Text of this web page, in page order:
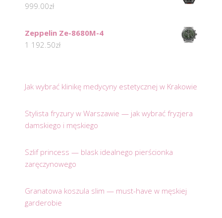
999.00zł
Zeppelin Ze-8680M-4
1 192.50zł
Jak wybrać klinikę medycyny estetycznej w Krakowie
Stylista fryzury w Warszawie — jak wybrać fryzjera
damskiego i męskiego
Szlif princess — blask idealnego pierścionka
zaręczynowego
Granatowa koszula slim — must-have w męskiej
garderobie